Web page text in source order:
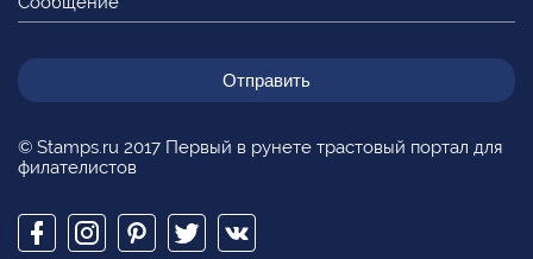
© Stamps.ru 2017 Первый в рунете трастовый портал для
филателистов